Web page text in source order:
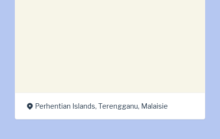
Perhentian Islands, Terengganu, Malaisie